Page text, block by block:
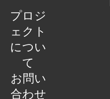
プロジ
ェクト
につい
て
お問い
合わせ